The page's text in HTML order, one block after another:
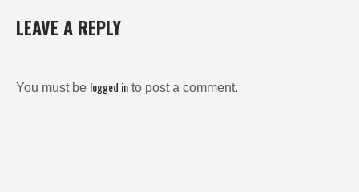
LEAVE A REPLY
You must be logged in to post a comment.